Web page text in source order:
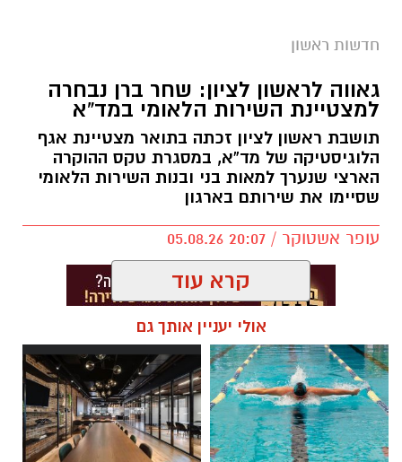
חדשות ראשון
גאווה לראשון לציון: שחר ברן נבחרה
למצטיינת השירות הלאומי במד”א
תושבת ראשון לציון זכתה בתואר מצטיינת אגף
הלוגיסטיקה של מד”א, במסגרת טקס ההוקרה
הארצי שנערך למאות בני ובנות השירות הלאומי
שסיימו את שירותם בארגון
עופר אשטוקר / 20:07 05.08.26
תגים:מד״א, שחר ברן
קרא עוד
אולי יעניין אותך גם